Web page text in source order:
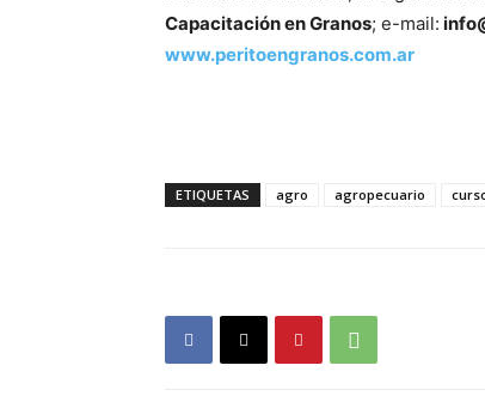
Capacitación en Granos; e-mail:
www.peritoengranos.com.ar
ETIQUETAS agro agropecuario